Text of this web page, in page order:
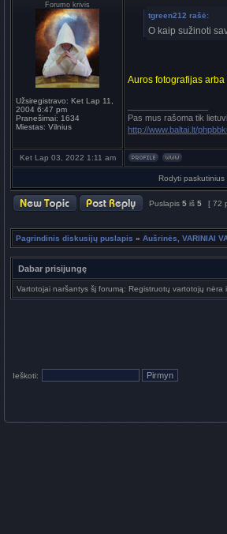
Forumo krivis
Užsiregistravo: Ket Lap 11,
2004 6:47 pm
Pranešimai: 1634
Miestas: Vilnius
tgreen212 rašė:
O kaip sužinoti
Auros fotografijas
Pas mus rašoma tik
http://www.baltai.lt/
Ket Lap 03, 2022 1:11 am
Rodyti paskutinius
Puslapis 5 iš 5 [ 72
Pagrindinis diskusijų puslapis » Aušrinės, VARINIAI
Dabar prisijungę
Vartotojai naršantys šį forumą: Registruotų vartotojų nėra
Ieškoti: